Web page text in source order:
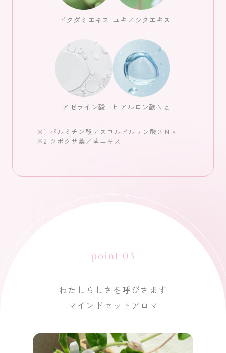
ドクダミエキス ユキノシタエキス
アゼライン酸 ヒアルロン酸Ｎａ
※1 パルミチン酸アスコルビルリン酸３Ｎａ
※2 ツボクサ葉／茎エキス
わたしらしさを呼びさます
マインドセットアロマ